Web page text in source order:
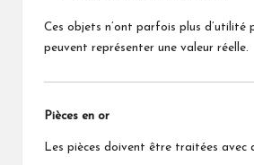
Ces objets n’ont parfois plus d’utilité
peuvent représenter une valeur réelle.
Pièces en or
Les pièces doivent être traitées avec